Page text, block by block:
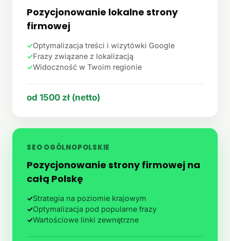
Pozycjonowanie lokalne strony
firmowej
✓Optymalizacja treści i wizytówki Google
✓Frazy związane z lokalizacją
✓Widoczność w Twoim regionie
od 1500 zł (netto)
SEO OGÓLNOPOLSKIE
Pozycjonowanie strony firmowej na
całą Polskę
✓Strategia na poziomie krajowym
✓Optymalizacja pod popularne frazy
✓Wartościowe linki zewnętrzne